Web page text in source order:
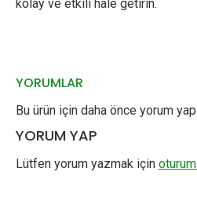
kolay ve etkili hale getirin.
YORUMLAR
Bu ürün için daha önce yorum
YORUM YAP
Lütfen yorum yazmak için oturum